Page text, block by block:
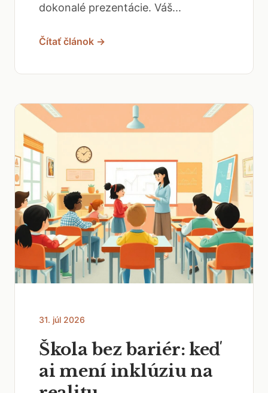
dokonalé prezentácie. Váš...
Čítať článok →
31. júl 2026
Škola bez bariér: keď
ai mení inklúziu na